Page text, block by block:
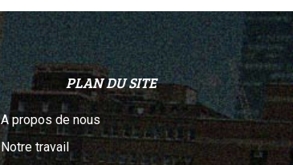
PLAN DU SITE
A propos de nous
Notre travail